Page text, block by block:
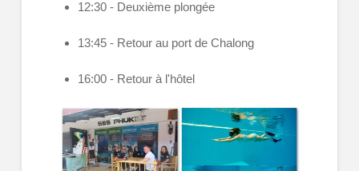
12:30 - Deuxième plongée
13:45 - Retour au port de Chalong
16:00 - Retour à l'hôtel